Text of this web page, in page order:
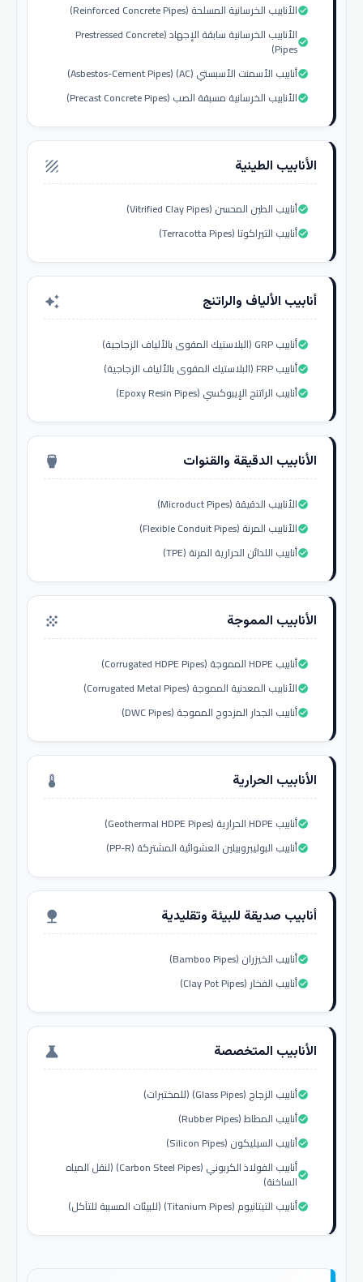
الأنابيب الخرسانية المسلحة (Reinforced Concrete Pipes)check_circle
الأنابيب الخرسانية سابقة الإجهاد (Prestressed Concrete
Pipes)check_circle
أنابيب الأسمنت الأسبستي (AC) (Asbestos-Cement Pipes)check_circle
الأنابيب الخرسانية مسبقة الصب (Precast Concrete Pipes)check_circle
الأنابيب الطينية texture
أنابيب الطين المحسن (Vitrified Clay Pipes)check_circle
أنابيب التيراكوتا (Terracotta Pipes)check_circle
أنابيب الألياف والراتنج auto_awesome
أنابيب GRP (البلاستيك المقوى بالألياف الزجاجية)check_circle
أنابيب FRP (البلاستيك المقوى بالألياف الزجاجية)check_circle
أنابيب الراتنج الإيبوكسي (Epoxy Resin Pipes)check_circle
الأنابيب الدقيقة والقنوات settings_input_hdmi
الأنابيب الدقيقة (Microduct Pipes)check_circle
الأنابيب المرنة (Flexible Conduit Pipes)check_circle
أنابيب اللدائن الحرارية المرنة (TPE)check_circle
الأنابيب المموجة grain
أنابيب HDPE المموجة (Corrugated HDPE Pipes)check_circle
الأنابيب المعدنية المموجة (Corrugated Metal Pipes)check_circle
أنابيب الجدار المزدوج المموجة (DWC Pipes)check_circle
الأنابيب الحرارية thermostat
أنابيب HDPE الحرارية (Geothermal HDPE Pipes)check_circle
أنابيب البوليبروبيلين العشوائية المشتركة (PP-R)check_circle
أنابيب صديقة للبيئة وتقليدية nature
أنابيب الخيزران (Bamboo Pipes)check_circle
أنابيب الفخار (Clay Pot Pipes)check_circle
الأنابيب المتخصصة science
أنابيب الزجاج (Glass Pipes) (للمختبرات)check_circle
أنابيب المطاط (Rubber Pipes)check_circle
أنابيب السيليكون (Silicon Pipes)check_circle
أنابيب الفولاذ الكربوني (Carbon Steel Pipes) (لنقل المياه
الساخنة)check_circle
أنابيب التيتانيوم (Titanium Pipes) (للبيئات المسببة للتآكل)check_circle